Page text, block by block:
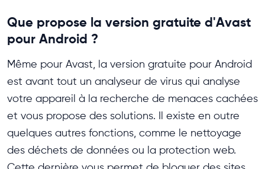
Que propose la version gratuite d'Avast
pour Android ?
Même pour Avast, la version gratuite pour Android
est avant tout un analyseur de virus qui analyse
votre appareil à la recherche de menaces cachées
et vous propose des solutions. Il existe en outre
quelques autres fonctions, comme le nettoyage
des déchets de données ou la protection web.